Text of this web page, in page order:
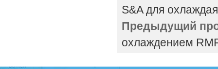
S&A для
Предыдущий
охлаждением